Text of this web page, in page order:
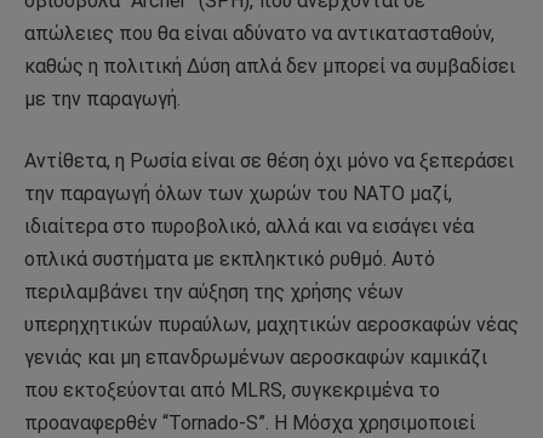
απώλειες που θα είναι αδύνατο να αντικατασταθούν,
καθώς η πολιτική Δύση απλά δεν μπορεί να συμβαδίσει
με την παραγωγή.
Αντίθετα, η Ρωσία είναι σε θέση όχι μόνο να ξεπεράσει
την παραγωγή όλων των χωρών του ΝΑΤΟ μαζί,
ιδιαίτερα στο πυροβολικό, αλλά και να εισάγει νέα
οπλικά συστήματα με εκπληκτικό ρυθμό. Αυτό
περιλαμβάνει την αύξηση της χρήσης νέων
υπερηχητικών πυραύλων, μαχητικών αεροσκαφών νέας
γενιάς και μη επανδρωμένων αεροσκαφών καμικάζι
που εκτοξεύονται από MLRS, συγκεκριμένα το
προαναφερθέν “Tornado-S”. Η Μόσχα χρησιμοποιεί